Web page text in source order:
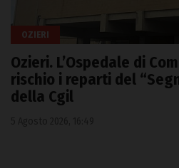
OZIERI
Ozieri. L’Ospedale di
rischio i reparti del
della Cgil